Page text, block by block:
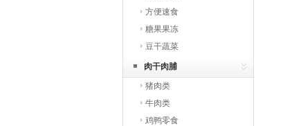
方便速食
糖果果冻
豆干蔬菜
肉干肉脯
猪肉类
牛肉类
鸡鸭零食